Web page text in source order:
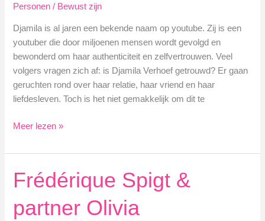
Personen / Bewust zijn
Djamila is al jaren een bekende naam op youtube. Zij is een
youtuber die door miljoenen mensen wordt gevolgd en
bewonderd om haar authenticiteit en zelfvertrouwen. Veel
volgers vragen zich af: is Djamila Verhoef getrouwd? Er gaan
geruchten rond over haar relatie, haar vriend en haar
liefdesleven. Toch is het niet gemakkelijk om dit te
Djamila
getrouwd
Meer lezen »
Frédérique Spigt &
partner Olivia